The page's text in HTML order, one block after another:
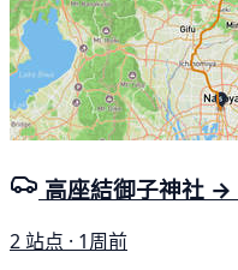
高座結御子神社 →
2 站点 · 1周前